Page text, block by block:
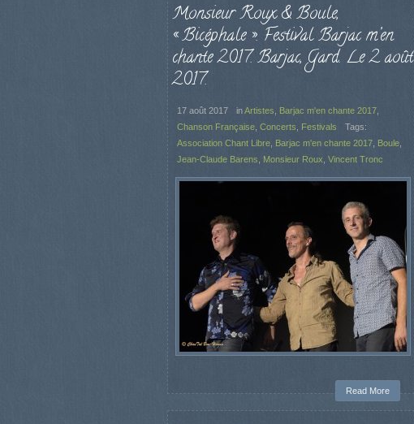
Monsieur Roux & Boule,
« Bicéphale ». Festival Barjac m’en
chante 2017. Barjac, Gard. Le 2 août
2017.
17 août 2017 inArtistes Barjac m'en chante 2017
Chanson Française Concerts Festivals
Tags:
Association Chant Libre Barjac m'en chante 2017 Boule
Jean-Claude Barens
Monsieur Roux Vincent Tronc
Read More